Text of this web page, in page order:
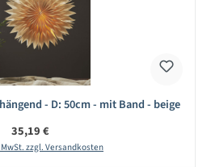
- D: 50cm - mit Band - beige
Regulärer Preis:
35,19 €
zzgl. Versandkosten